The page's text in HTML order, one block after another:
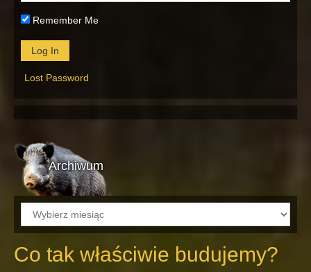
Remember Me
Lost Password
Archiwum
Archiwum
Co tak właściwie budujemy?